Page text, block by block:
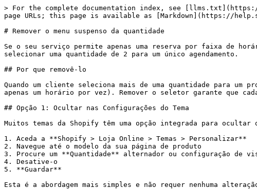
> For the complete documentation index, see
page URLs; this page is available as [Markdown](https://
# Remover o menu suspenso da quantidade
Se o seu serviço permite apenas uma reserva por faixa de
selecionar uma quantidade de 2 para um único agendamento.
## Por que removê-lo
Quando um cliente seleciona mais de uma quantidade para
apenas um horário por vez). Remover o seletor garante que
## Opção 1: Ocultar nas Configurações do Tema
Muitos temas da Shopify têm uma opção integrada para
1. Aceda a **Shopify > Loja Online > Temas > Personalizar**
2. Navegue até o modelo da sua página de produto
3. Procure um **Quantidade** alternador ou configuração de
4. Desative-o
5. **Guardar**
Esta é a abordagem mais simples e não requer nenhuma